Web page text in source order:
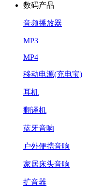
数码产品
音频播放器
MP3
MP4
移动电源(充电宝)
耳机
翻译机
蓝牙音响
户外便携音响
家居床头音响
扩音器